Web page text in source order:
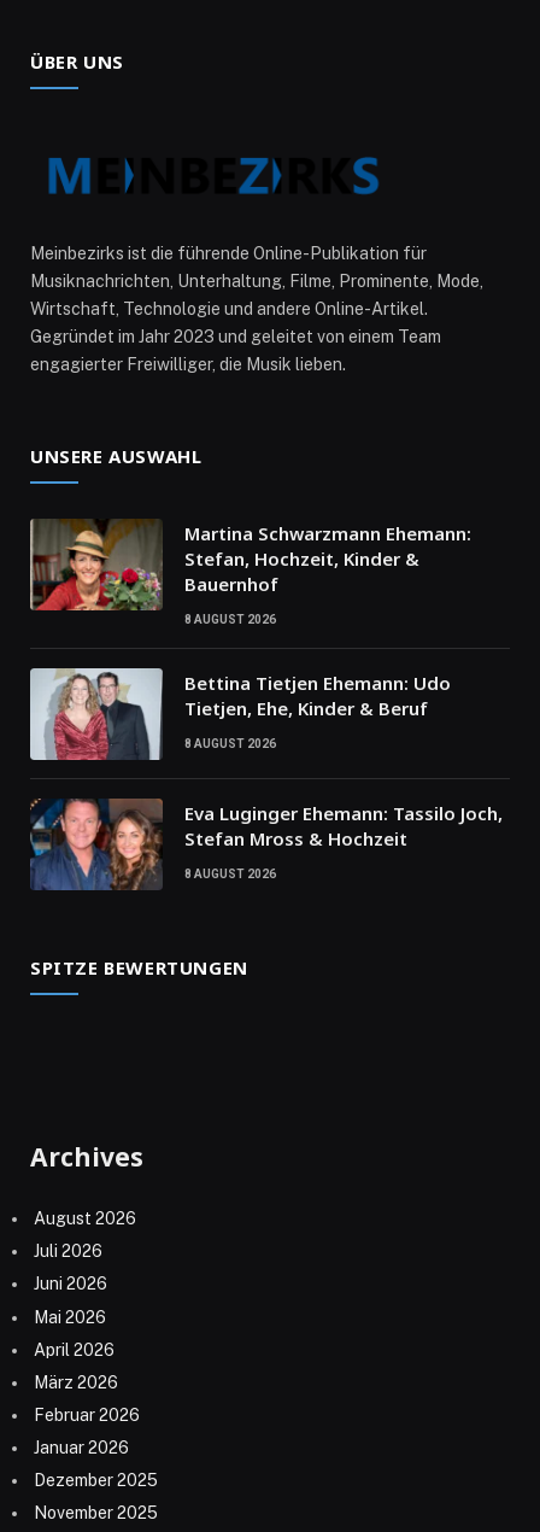
ÜBER UNS
Meinbezirks ist die führende Online-Publikation für
Musiknachrichten, Unterhaltung, Filme, Prominente, Mode,
Wirtschaft, Technologie und andere Online-Artikel.
Gegründet im Jahr 2023 und geleitet von einem Team
engagierter Freiwilliger, die Musik lieben.
UNSERE AUSWAHL
Martina Schwarzmann Ehemann:
Stefan, Hochzeit, Kinder &
Bauernhof
8 AUGUST 2026
Bettina Tietjen Ehemann: Udo
Tietjen, Ehe, Kinder & Beruf
8 AUGUST 2026
Eva Luginger Ehemann: Tassilo Joch,
Stefan Mross & Hochzeit
8 AUGUST 2026
SPITZE BEWERTUNGEN
Archives
August 2026
Juli 2026
Juni 2026
Mai 2026
April 2026
März 2026
Februar 2026
Januar 2026
Dezember 2025
November 2025